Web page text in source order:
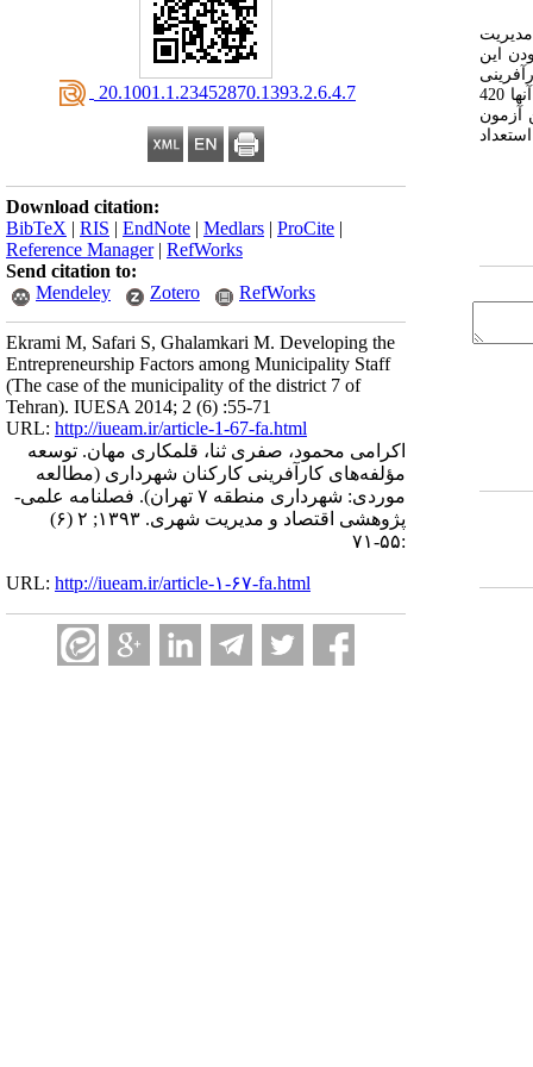
‎ 20.1001.1.23452870.1393.2.6.4.7
Download citation:
BibTeX | RIS | EndNote | Medlars | ProCite |
Reference Manager| RefWorks
Send citation to:
Mendeley
Zotero RefWorks
Ekrami M, Safari S, Ghalamkari M. Developing the
Entrepreneurship Factors among Municipality Staff
(The case of the municipality of the district 7 of
Tehran). IUESA 2014; 2 (6) :55-71
URL: http://iueam.ir/article-1-67-fa.html
اکرامی محمود، صفری ثنا، قلمکاری مهان. توسعه
مؤلفه‌های کارآفرینی کارکنان شهرداری (مطالعه
موردی: شهرداری منطقه ۷ تهران). فصلنامه علمی-
پژوهشی اقتصاد و مدیریت شهری. ۱۳۹۳; ۲ (۶)
:۵۵-۷۱
URL: http://iueam.ir/article-۱-۶۷-fa.html
این
استفاده گردید. جامعه آماری این مقاله شامل تمامی کارکنان اعم از مدیران، کارشناسان ارشد و کارشناسان در شهرداری منطقه 7 تهران می‌باشد که تعداد آنها 420
اعتبار مقیاس کارآفرینی، بسیار بالا بوده (9171/0) و از این آزمون